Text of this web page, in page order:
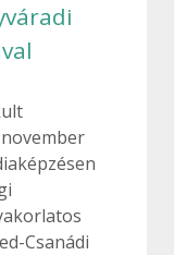
Csanádi